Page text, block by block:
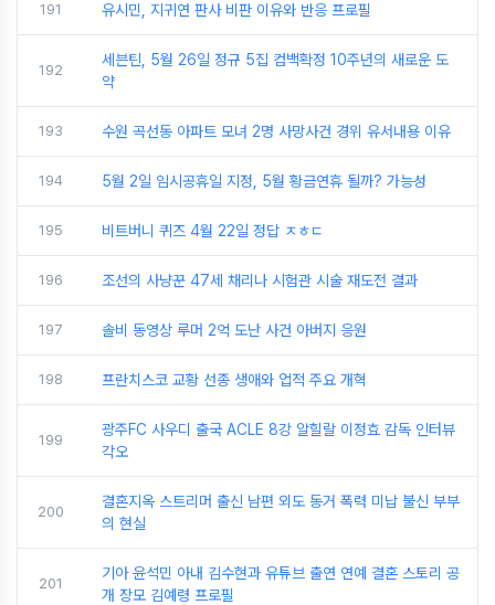
191 유시민, 지귀연 판사 비판 이유와 반응 프로필
192
세븐틴, 5월 26일 정규 5집 컴백확정 10주년의 새로운 도
약
193 수원 곡선동 아파트 모녀 2명 사망사건 경위 유서내용 이유
194 5월 2일 임시공휴일 지정, 5월 황금연휴 될까? 가능성
195 비트버니 퀴즈 4월 22일 정답 ㅈㅎㄷ
196 조선의 사냥꾼 47세 채리나 시험관 시술 재도전 결과
197 솔비 동영상 루머 2억 도난 사건 아버지 응원
198 프란치스코 교황 선종 생애와 업적 주요 개혁
199
광주FC 사우디 출국 ACLE 8강 알힐랄 이정효 감독 인터뷰
각오
200
결혼지옥 스트리머 출신 남편 외도 동거 폭력 미납 불신 부부
의 현실
201
기아 윤석민 아내 김수현과 유튜브 출연 연예 결혼 스토리 공
개 장모 김예령 프로필